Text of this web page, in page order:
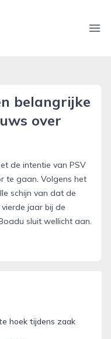
belangrijke
over
de intentie van PSV
te gaan. Volgens het
schijn van dat de
jaar bij de
sluit wellicht aan.
hoek tijdens zaak